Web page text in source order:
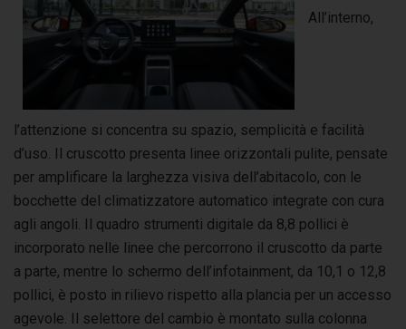
All’interno,
l’attenzione si concentra su spazio, semplicità e facilità
d’uso. Il cruscotto presenta linee orizzontali pulite, pensate
per amplificare la larghezza visiva dell’abitacolo, con le
bocchette del climatizzatore automatico integrate con cura
agli angoli. Il quadro strumenti digitale da 8,8 pollici è
incorporato nelle linee che percorrono il cruscotto da parte
a parte, mentre lo schermo dell’infotainment, da 10,1 o 12,8
pollici, è posto in rilievo rispetto alla plancia per un accesso
agevole. Il selettore del cambio è montato sulla colonna